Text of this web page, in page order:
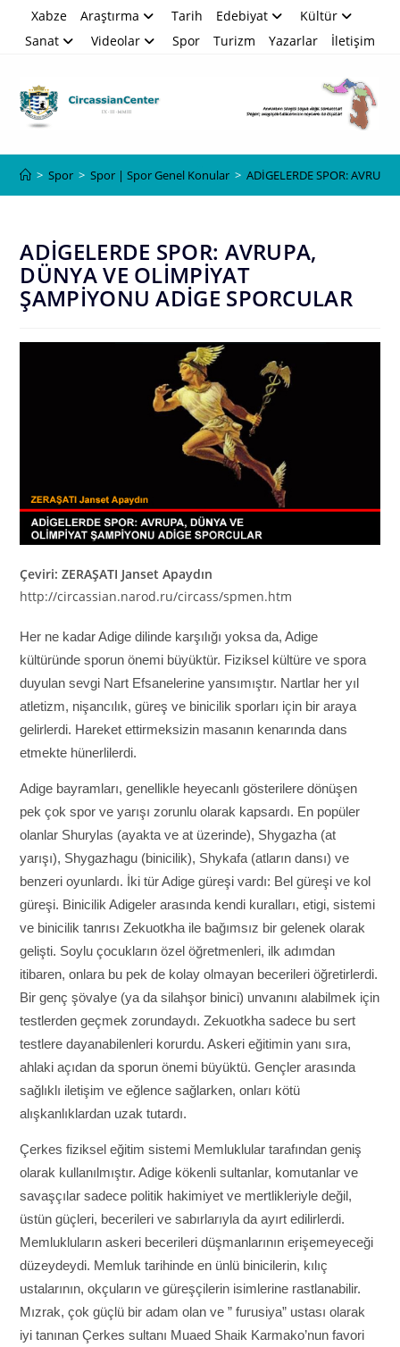
Xabze Araştırma Tarih Edebiyat
Kültür
Sanat
Videolar Spor Turizm Yazarlar İletişim
> Spor > Spor | Spor Genel Konular > ADİGELERDE SPOR:
ADİGELERDE SPOR: AVRUPA,
DÜNYA VE OLİMPİYAT
ŞAMPİYONU ADİGE SPORCULAR
Çeviri: ZERAŞATI Janset Apaydın
http://circassian.narod.ru/circass/spmen.htm
Her ne kadar Adige dilinde karşılığı yoksa da, Adige
kültüründe sporun önemi büyüktür. Fiziksel kültüre ve spora
duyulan sevgi Nart Efsanelerine yansımıştır. Nartlar her yıl
atletizm, nişancılık, güreş ve binicilik sporları için bir araya
gelirlerdi. Hareket ettirmeksizin masanın kenarında dans
etmekte hünerlilerdi.
Adige bayramları, genellikle heyecanlı gösterilere dönüşen
pek çok spor ve yarışı zorunlu olarak kapsardı. En popüler
olanlar Shurylas (ayakta ve at üzerinde), Shygazha (at
yarışı), Shygazhagu (binicilik), Shykafa (atların dansı) ve
benzeri oyunlardı. İki tür Adige güreşi vardı: Bel güreşi ve kol
güreşi. Binicilik Adigeler arasında kendi kuralları, etigi, sistemi
ve binicilik tanrısı Zekuotkha ile bağımsız bir gelenek olarak
gelişti. Soylu çocukların özel öğretmenleri, ilk adımdan
itibaren, onlara bu pek de kolay olmayan becerileri öğretirlerdi.
Bir genç şövalye (ya da silahşor binici) unvanını alabilmek için
testlerden geçmek zorundaydı. Zekuotkha sadece bu sert
testlere dayanabilenleri korurdu. Askeri eğitimin yanı sıra,
ahlaki açıdan da sporun önemi büyüktü. Gençler arasında
sağlıklı iletişim ve eğlence sağlarken, onları kötü
alışkanlıklardan uzak tutardı.
Çerkes fiziksel eğitim sistemi Memluklular tarafından geniş
olarak kullanılmıştır. Adige kökenli sultanlar, komutanlar ve
savaşçılar sadece politik hakimiyet ve mertlikleriyle değil,
üstün güçleri, becerileri ve sabırlarıyla da ayırt edilirlerdi.
Memlukluların askeri becerileri düşmanlarının erişemeyeceği
düzeydeydi. Memluk tarihinde en ünlü binicilerin, kılıç
ustalarının, okçuların ve güreşçilerin isimlerine rastlanabilir.
Mızrak, çok güçlü bir adam olan ve ” furusiya” ustası olarak
iyi tanınan Çerkes sultanı Muaed Shaik Karmako’nun favori